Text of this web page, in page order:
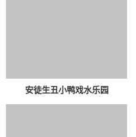
安徒生丑小鸭戏水乐园